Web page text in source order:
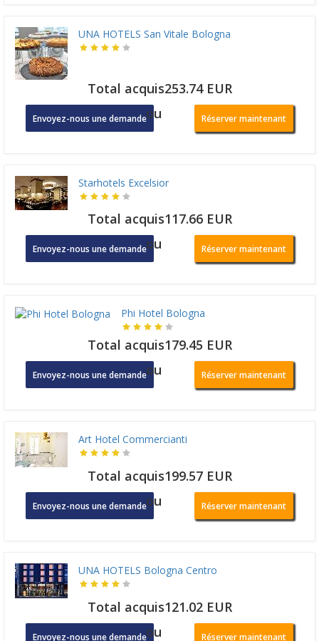
UNA HOTELS San Vitale Bologna
Total acquis253.74 EUR
Envoyez-nous une demandeou Réserver maintenant
Starhotels Excelsior
Total acquis117.66 EUR
Envoyez-nous une demandeou Réserver maintenant
Phi Hotel Bologna
Total acquis179.45 EUR
Envoyez-nous une demandeou Réserver maintenant
Art Hotel Commercianti
Total acquis199.57 EUR
Envoyez-nous une demandeou Réserver maintenant
UNA HOTELS Bologna Centro
Total acquis121.02 EUR
Envoyez-nous une demandeou Réserver maintenant